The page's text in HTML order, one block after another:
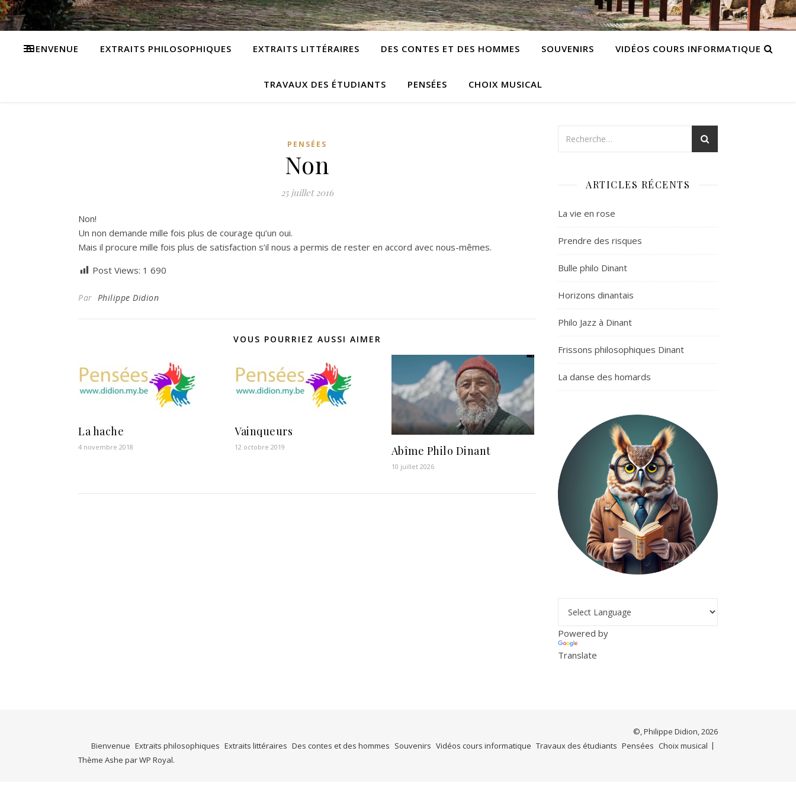
BIENVENUE EXTRAITS PHILOSOPHIQUES EXTRAITS LITTÉRAIRES DES CONTES ET DES HOMMES SOUVENIRS VIDÉOS COURS INFORMATIQUE
TRAVAUX DES ÉTUDIANTS PENSÉES CHOIX MUSICAL
PENSÉES
Non
25 juillet 2016
Non!
Un non demande mille fois plus de courage qu’un oui.
Mais il procure mille fois plus de satisfaction s’il nous a permis de rester en accord avec nous-mêmes.
Post Views: 1 690
Par Philippe Didion
VOUS POURRIEZ AUSSI AIMER
La hache
4 novembre 2018
Vainqueurs
12 octobre 2019 Abîme Philo Dinant
10 juillet 2026
ARTICLES RÉCENTS
La vie en rose
Prendre des risques
Bulle philo Dinant
Horizons dinantais
Philo Jazz à Dinant
Frissons philosophiques Dinant
La danse des homards
Powered by
Translate
©, Philippe Didion, 2026
Bienvenue Extraits philosophiques Extraits littéraires Des contes et des hommes Souvenirs Vidéos cours informatique Travaux des étudiants Pensées Choix musical
Thème Ashe parWP Royal.